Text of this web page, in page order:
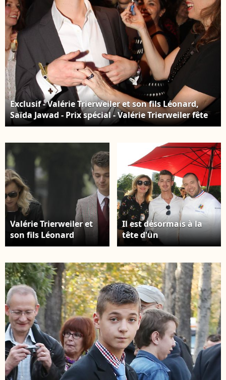
Exclusif - Valérie Trierweiler et son fils Léonard,
Saïda Jawad - Prix spécial - Valérie Trierweiler fête
son 50ème anniversaire en présence de sa mère,
Paris le 20 février 2015. Crédit : BALDINI /
BESTIMAGE
Valérie Trierweiler et
son fils Léonard
Trierweiler - Obsèques
(mari de JL Romero) au
crématorium du
cimetière du Père
Lachaise à Paris le 6
juin 2018. Crédit :
AGENCE / BESTIMAGE
Il est désormais à la
tête d'un
établissement intitulé
d'Oise, qui propose des
formules à des prix
plutôt abordables
Valerie Trierweiler, son
fils Léonard et
Guillaume Gomez (chef
des cuisines du palais
de l'Elysée) - 6ème
édition du Trophée de
la Pétanque